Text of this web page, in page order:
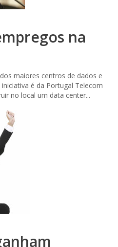
na
maiores centros de dados e
é da Portugal Telecom
no local um data center...